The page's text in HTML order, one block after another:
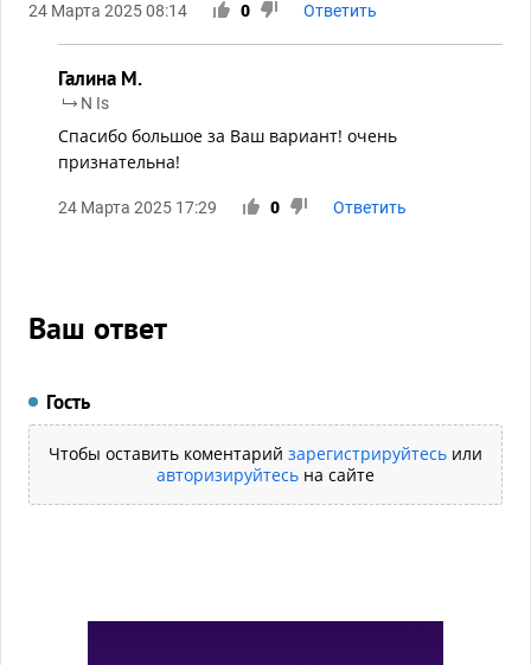
24 Марта 2025 08:14 0 Ответить
Галина М.
N Is
Спасибо большое за Ваш вариант! очень
признательна!
24 Марта 2025 17:29 0 Ответить
Ваш ответ
Гость
Чтобы оставить коментарий зарегистрируйтесь или
авторизируйтесь на сайте